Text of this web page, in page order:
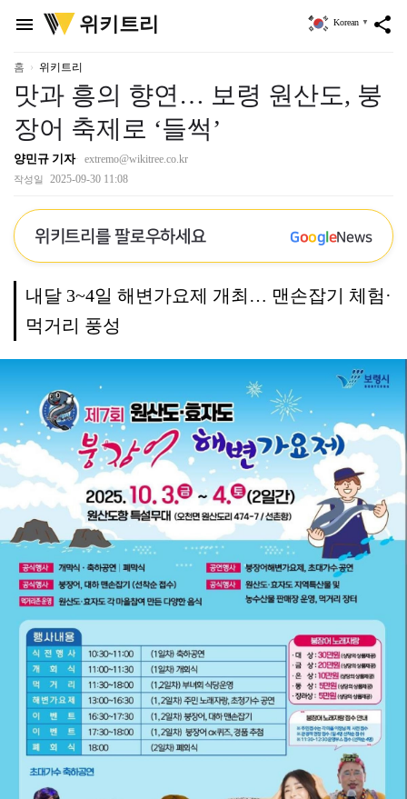
menu
위
키
리
위키트리 share
Korean ▼
홈 위키트리
맛과 흥의 향연… 보령 원산도, 붕
장어 축제로 ‘들썩’
양민규 기자 extremo@wikitree.co.kr
작성일 2025-09-30 11:08
위키트리를 팔로우하세요 GoogleNews
내달 3~4일 해변가요제 개최… 맨손잡기 체험·
먹거리 풍성